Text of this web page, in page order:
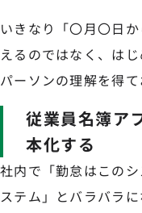
いきなり「〇月〇日
えるのではなく、は
パーソンの理解を得て
従業員名簿ア
本化する
社内で「勤怠はこの
ステム」とバラバラ